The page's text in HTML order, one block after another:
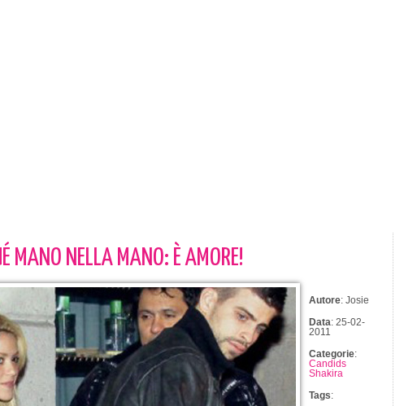
MANO NELLA MANO: È AMORE!
Autore: Josie
Data: 25-02-
2011
Categorie:
Candids
Shakira
Tags: